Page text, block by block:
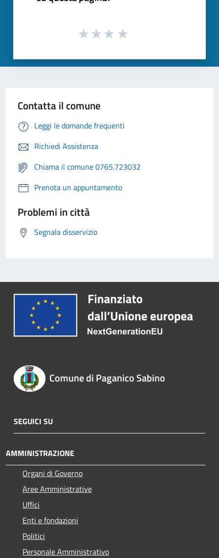
Contatta il comune
Leggi le domande frequenti
Richiedi Assistenza
Chiama il comune 0765.723032
Prenota un appuntamento
Problemi in città
Segnala disservizio
Comune di Paganico Sabino
SEGUICI SU
AMMINISTRAZIONE
Organi di Governo
Aree Amministrative
Uffici
Enti e fondazioni
Politici
Personale Amministrativo